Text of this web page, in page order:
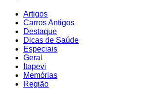
Artigos
Carros Antigos
Destaque
Dicas de Saúde
Especiais
Geral
Itapevi
Memórias
Região